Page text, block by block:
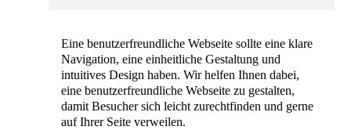
Eine benutzerfreundliche Webseite sollte eine klare
Navigation, eine einheitliche Gestaltung und
intuitives Design haben. Wir helfen Ihnen dabei,
eine benutzerfreundliche Webseite zu gestalten,
damit Besucher sich leicht zurechtfinden und gerne
auf Ihrer Seite verweilen.